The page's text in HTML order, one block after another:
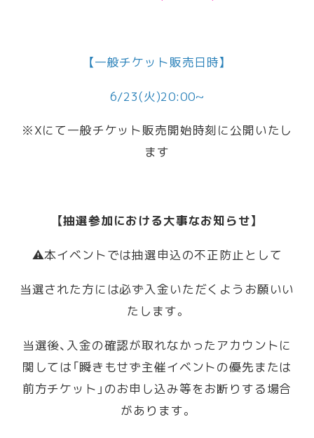
【一般チケット販売日時】
6/23(火)20:00~
※Xにて一般チケット販売開始時刻に公開いたし
ます
【抽選参加における大事なお知らせ】
⚠️本イベントでは抽選申込の不正防止として
当選された方には必ず入金いただくようお願いい
たします。
当選後、入金の確認が取れなかったアカウントに
関しては「瞬きもせず主催イベントの優先または
前方チケット」のお申し込み等をお断りする場合
があります。